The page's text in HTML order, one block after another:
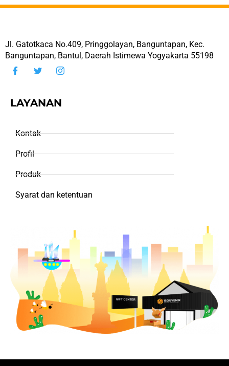
Jl. Gatotkaca No.409, Pringgolayan, Banguntapan, Kec.
Banguntapan, Bantul, Daerah Istimewa Yogyakarta 55198
LAYANAN
Kontak
Profil
Produk
Syarat dan ketentuan